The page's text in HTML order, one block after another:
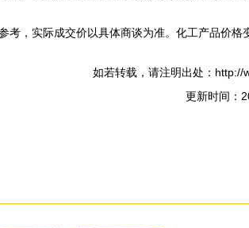
考，实际成交价以具体商谈为准。化工产品价
如若转载，请注明出处：
更新时间：